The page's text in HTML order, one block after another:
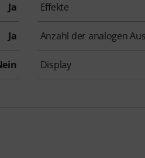
Ja Effekte
Ja Anzahl der analogen
Display